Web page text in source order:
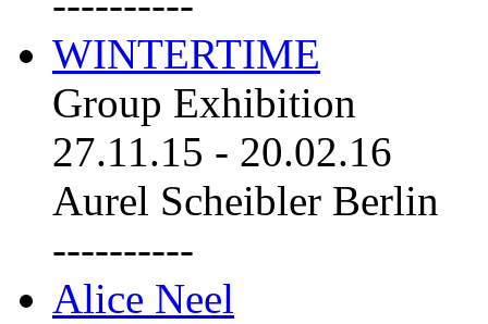
WINTERTIME
Group Exhibition
27.11.15 - 20.02.16
Aurel Scheibler Berlin
----------
Alice Neel